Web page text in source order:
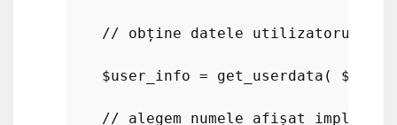
// obține datele utilizatorului
$user_info = get_userdata (
// alegem numele afișat implicit